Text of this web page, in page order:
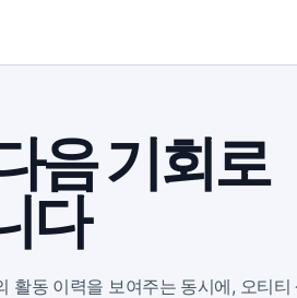
음 기회로
다
활동 이력을 보여주는 동시에, 오티티